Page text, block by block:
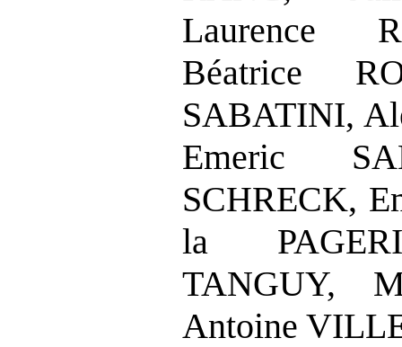
Laurence
Béatrice
SABATINI,
Emeric
SCHRECK,
la
TANGUY,
Antoine